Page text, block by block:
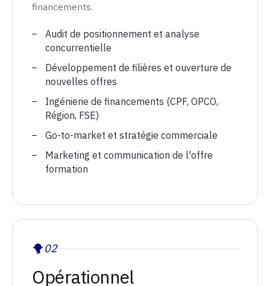
financements.
Audit de positionnement et analyse
concurrentielle
Développement de filières et ouverture de
nouvelles offres
Ingénierie de financements (CPF, OPCO,
Région, FSE)
Go-to-market et stratégie commerciale
Marketing et communication de l'offre
formation
02
Opérationnel